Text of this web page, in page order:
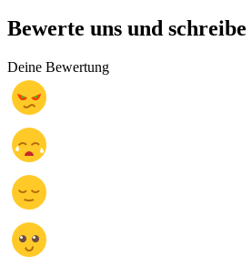
Bewerte uns und schreibe
Deine Bewertung